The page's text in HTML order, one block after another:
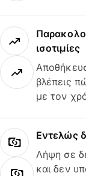
ισοτιμίες
βλέπεις
με τον
Εντελώς
Λήψη σε
και δεν